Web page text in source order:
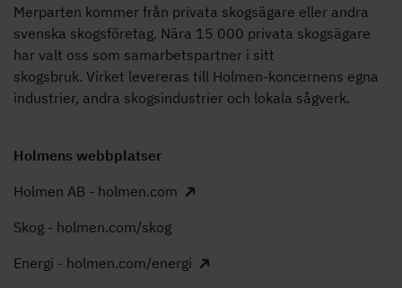
Merparten kommer från privata skogsägare eller andra
svenska skogsföretag. Nära 15 000 privata skogsägare
har valt oss som samarbetspartner i sitt
skogsbruk. Virket levereras till Holmen-koncernens egna
industrier, andra skogsindustrier och lokala sågverk.
Holmens webbplatser
Holmen AB - holmen.com
Skog - holmen.com/skog
Energi - holmen.com/energi